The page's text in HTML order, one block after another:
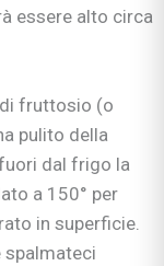
essere alto circa
fruttosio (o
pulito della
dal frigo la
a 150° per
in superficie.
spalmateci